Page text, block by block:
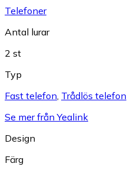
Telefoner
Antal lurar
2 st
Typ
Fast telefon, Trådlös telefon
Se mer från Yealink
Design
Färg